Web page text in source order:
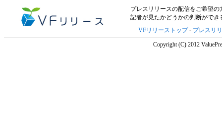
プレスリリースの配信をご希望の
記者が見たかどうかの判断がで
VFリリーストップ- プレスリ
Copyright (C) 2012